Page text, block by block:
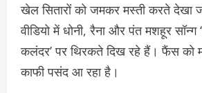
खेल सितारों को जमकर मस्ती करते देखा
वीडियो में धोनी, रैना और पंत मशहूर सॉन्ग
कलंदर’ पर थिरकते दिख रहे हैं। फैंस को
काफी पसंद आ रहा है।